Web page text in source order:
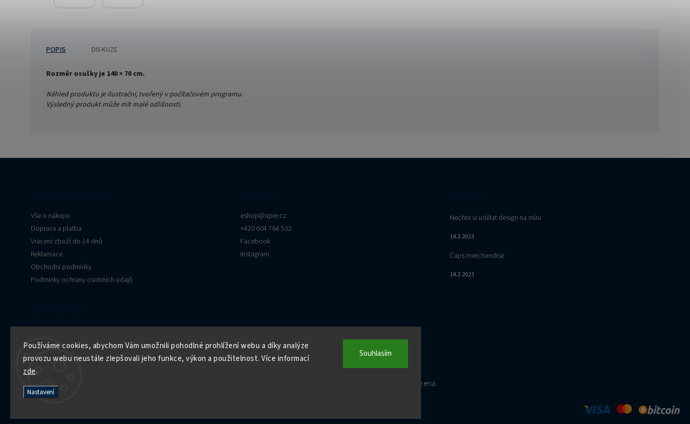
Používáme cookies, abychom Vám umožnili pohodlné prohlížení webu a díky analýze
provozu webu neustále zlepšovali jeho funkce, výkon a použitelnost. Více informací
zde.
Nastavení
Souhlasím
POPIS DISKUZE
Rozměr osušky je 140 × 70 cm.
Náhled produktu je ilustrační, tvořený v počítačovém programu.
Výsledný produkt může mít malé odlišnosti.
Vše o nákupu
Doprava a platba
Vrácení zboží do 14 dnů
Reklamace
Obchodní podmínky
Podmínky ochrany osobních údajů
eshop@aper.cz
+420 604 764 532
Facebook
Instagram
Nechte si udělat design na míru
14.2.2023
Čaps merchandise
14.2.2023
. Všechna práva vyhrazena.